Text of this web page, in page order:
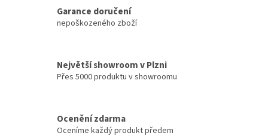
Garance doručení
nepoškozeného zboží
Největší showroom v Plzni
Přes 5000 produktu v showroomu
Ocenění zdarma
Oceníme každý produkt předem